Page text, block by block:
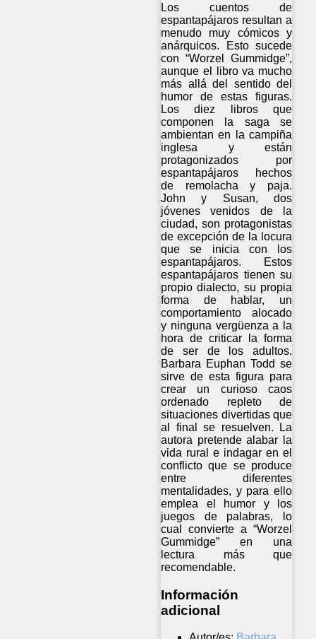
Los cuentos de
espantapájaros resultan a
menudo muy cómicos y
anárquicos. Esto sucede
con “Worzel Gummidge”,
aunque el libro va mucho
más allá del sentido del
humor de estas figuras.
Los diez libros que
componen la saga se
ambientan en la campiña
inglesa y están
protagonizados por
espantapájaros hechos
de remolacha y paja.
John y Susan, dos
jóvenes venidos de la
ciudad, son protagonistas
de excepción de la locura
que se inicia con los
espantapájaros. Estos
espantapájaros tienen su
propio dialecto, su propia
forma de hablar, un
comportamiento alocado
y ninguna vergüenza a la
hora de criticar la forma
de ser de los adultos.
Barbara Euphan Todd se
sirve de esta figura para
crear un curioso caos
ordenado repleto de
situaciones divertidas que
al final se resuelven. La
autora pretende alabar la
vida rural e indagar en el
conflicto que se produce
entre diferentes
mentalidades, y para ello
emplea el humor y los
juegos de palabras, lo
cual convierte a “Worzel
Gummidge” en una
lectura más que
recomendable.
Información
adicional